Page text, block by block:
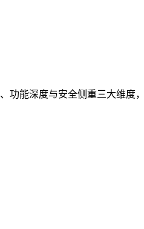
功能深度与安全侧重三大维